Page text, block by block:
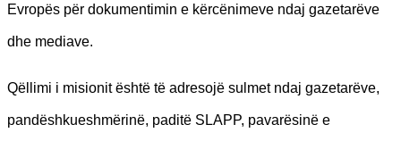
Evropës për dokumentimin e kërcënimeve ndaj gazetarëve
dhe mediave.
Qëllimi i misionit është të adresojë sulmet ndaj gazetarëve,
pandëshkueshmërinë, paditë SLAPP, pavarësinë e